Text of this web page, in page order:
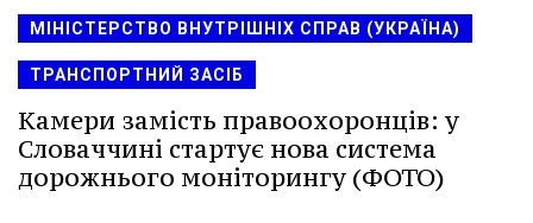
МІНІСТЕРСТВО ВНУТРІШНІХ СПРАВ (УКРАЇНА)
ТРАНСПОРТНИЙ ЗАСІБ
Камери замість правоохоронців: у
Словаччині стартує нова система
дорожнього моніторингу (ФОТО)